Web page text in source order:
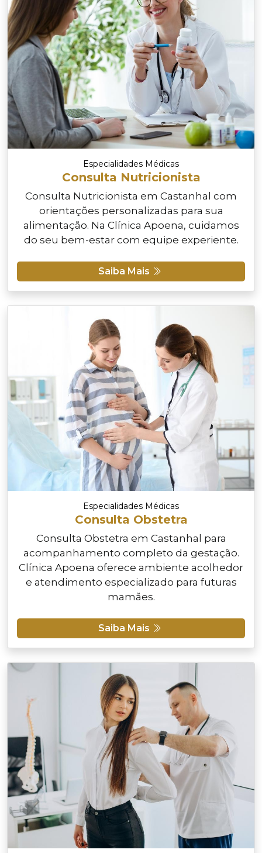
Especialidades Médicas
Consulta Nutricionista
Consulta Nutricionista em Castanhal com
orientações personalizadas para sua
alimentação. Na Clínica Apoena, cuidamos
do seu bem-estar com equipe experiente.
Saiba Mais
Especialidades Médicas
Consulta Obstetra
Consulta Obstetra em Castanhal para
acompanhamento completo da gestação.
Clínica Apoena oferece ambiente acolhedor
e atendimento especializado para futuras
mamães.
Saiba Mais